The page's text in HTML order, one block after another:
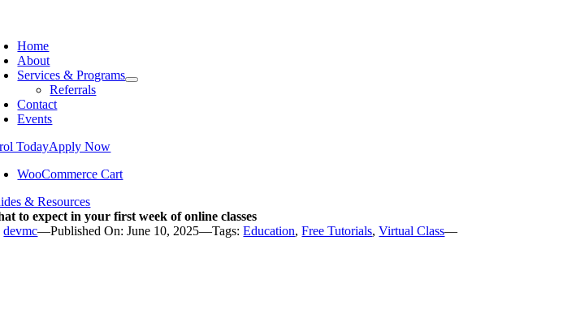
Home
About
Services & Programs
Referrals
Contact
Events
TodayApply Now
WooCommerce Cart
& Resources
to expect in your first week of online classes
devmc—Published On: June 10, 2025—Tags:Education,Free Tutorials,Virtual Class—